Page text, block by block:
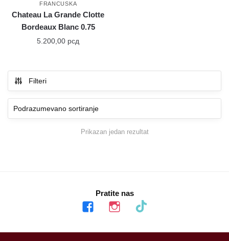
FRANCUSKA
Chateau La Grande Clotte
Bordeaux Blanc 0.75
5.200,00 рсд
Filteri
Prikazan jedan rezultat
Pratite nas
facebook instagram tiktok